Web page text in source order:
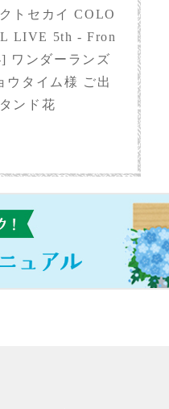
トセカイ COLO
LIVE 5th - Fron
ワンダーランズ
ウタイム様 ご出
ンド花